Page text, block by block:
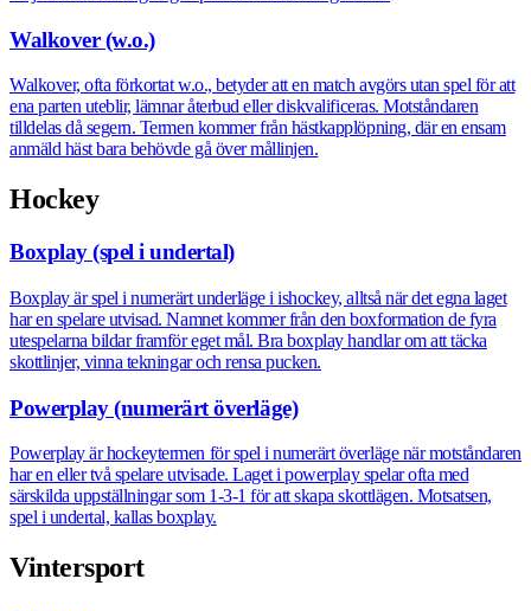
Walkover (w.o.)
Walkover, ofta förkortat w.o., betyder att en match avgörs utan spel för att
ena parten uteblir, lämnar återbud eller diskvalificeras. Motståndaren
tilldelas då segern. Termen kommer från hästkapplöpning, där en ensam
anmäld häst bara behövde gå över mållinjen.
Hockey
Boxplay (spel i undertal)
Boxplay är spel i numerärt underläge i ishockey, alltså när det egna laget
har en spelare utvisad. Namnet kommer från den boxformation de fyra
utespelarna bildar framför eget mål. Bra boxplay handlar om att täcka
skottlinjer, vinna tekningar och rensa pucken.
Powerplay (numerärt överläge)
Powerplay är hockeytermen för spel i numerärt överläge när motståndaren
har en eller två spelare utvisade. Laget i powerplay spelar ofta med
särskilda uppställningar som 1-3-1 för att skapa skottlägen. Motsatsen,
spel i undertal, kallas boxplay.
Vintersport